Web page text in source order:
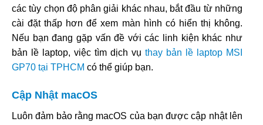
các tùy chọn độ phân giải khác nhau, bắt đầu từ những
cài đặt thấp hơn để xem màn hình có hiển thị không.
Nếu bạn đang gặp vấn đề với các linh kiện khác như
bản lề laptop, việc tìm dịch vụ thay bản lề laptop MSI
GP70 tại TPHCM có thể giúp bạn.
Cập Nhật macOS
Luôn đảm bảo rằng macOS của bạn được cập nhật lên